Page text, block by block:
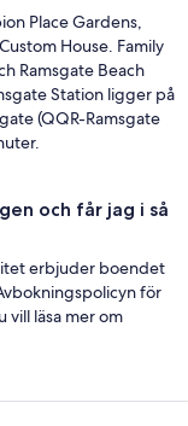
Place Gardens,
House. Family
Ramsgate Beach
Station ligger på
(QQR-Ramsgate
och får jag i så
erbjuder boendet
för
läsa mer om